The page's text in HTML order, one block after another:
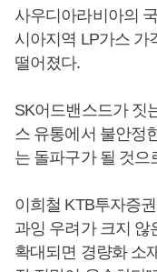
사우디아라비아의
시아지역 LP가스 가
떨어졌다.
SK어드밴스드가 짓
스 유통에서 불안정
는 돌파구가 될 것으
이희철 KTB투자증
과잉 우려가 크지 않
확대되면 경량화 소